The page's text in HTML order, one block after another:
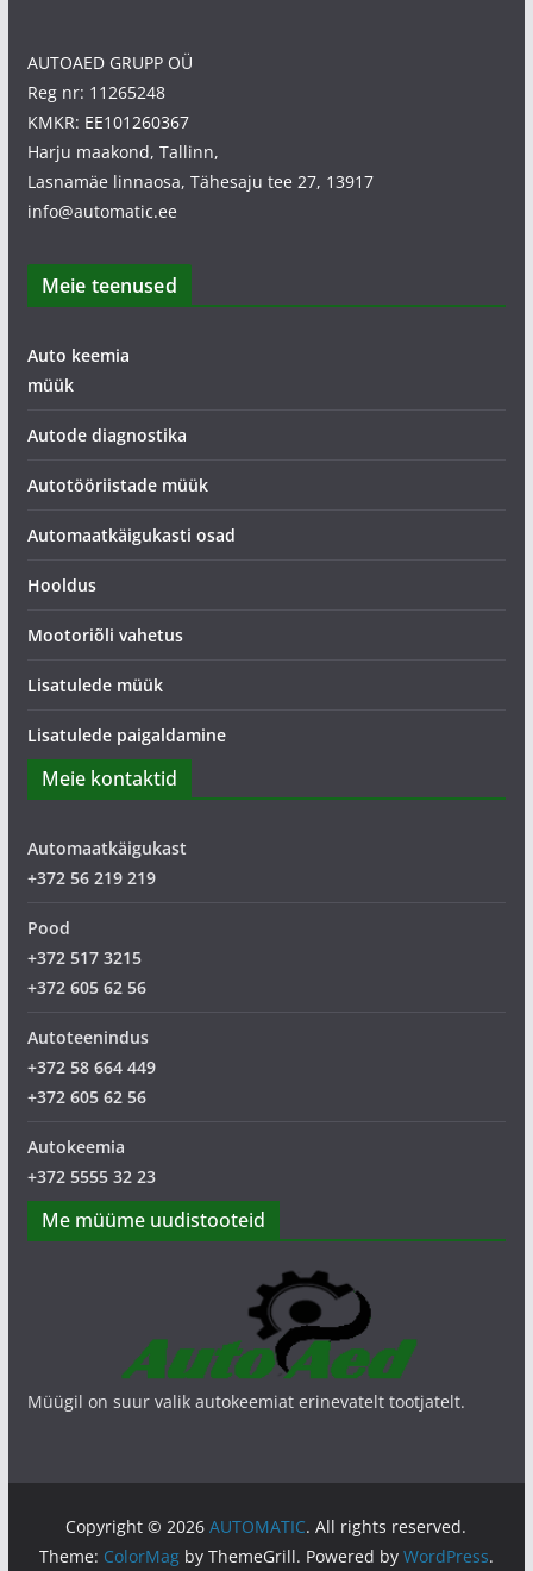
AUTOAED GRUPP OÜ
Reg nr: 11265248
KMKR: EE101260367
Harju maakond, Tallinn,
Lasnamäe linnaosa, Tähesaju tee 27, 13917
info@automatic.ee
Meie teenused
Auto keemia
müük
Autode diagnostika
Autotööriistade müük
Automaatkäigukasti osad
Hooldus
Mootoriõli vahetus
Lisatulede müük
Lisatulede paigaldamine
Meie kontaktid
Automaatkäigukast
+372 56 219 219
Pood
+372 517 3215
+372 605 62 56
Autoteenindus
+372 58 664 449
+372 605 62 56
Autokeemia
+372 5555 32 23
Me müüme uudistooteid
Müügil on suur valik autokeemiat erinevatelt tootjatelt.
Copyright © 2026AUTOMATIC. All rights reserved.
Theme: ColorMagby ThemeGrill. Powered by WordPress.